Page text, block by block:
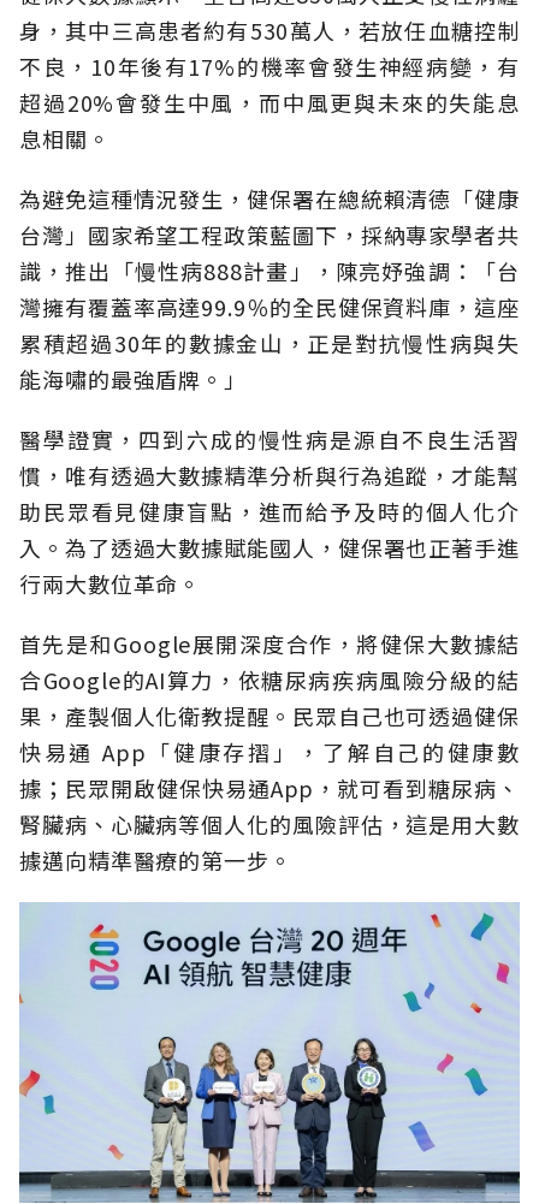
身，其中三高患者約有530萬人，若放任血糖控制
不良，10年後有17%的機率會發生神經病變，有
超過20%會發生中風，而中風更與未來的失能息
息相關。
為避免這種情況發生，健保署在總統賴清德「健康
台灣」國家希望工程政策藍圖下，採納專家學者共
識，推出「慢性病888計畫」，陳亮妤強調：「台
灣擁有覆蓋率高達99.9％的全民健保資料庫，這座
累積超過30年的數據金山，正是對抗慢性病與失
能海嘯的最強盾牌。」
醫學證實，四到六成的慢性病是源自不良生活習
慣，唯有透過大數據精準分析與行為追蹤，才能幫
助民眾看見健康盲點，進而給予及時的個人化介
入。為了透過大數據賦能國人，健保署也正著手進
行兩大數位革命。
首先是和Google展開深度合作，將健保大數據結
合Google的AI算力，依糖尿病疾病風險分級的結
果，產製個人化衛教提醒。民眾自己也可透過健保
快易通 App「健康存摺」，了解自己的健康數
據；民眾開啟健保快易通App，就可看到糖尿病、
腎臟病、心臟病等個人化的風險評估，這是用大數
據邁向精準醫療的第一步。